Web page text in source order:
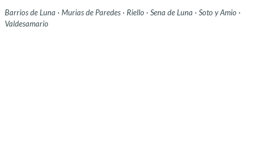
Barrios de Luna · Murias de Paredes · Riello · Sena de Luna · Soto y Amio ·
Valdesamario